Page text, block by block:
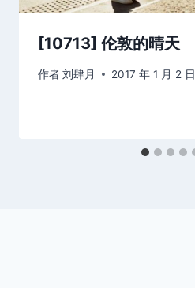
[10713] 伦敦的晴天
作者刘肆月 2017 年 1 月 2 日